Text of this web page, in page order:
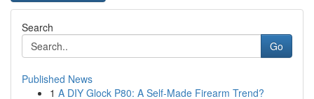
Search
Go
Published News
1 A DIY Glock P80: A Self-Made Firearm Trend?